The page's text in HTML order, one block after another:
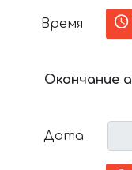
Время
Окончание
Дата